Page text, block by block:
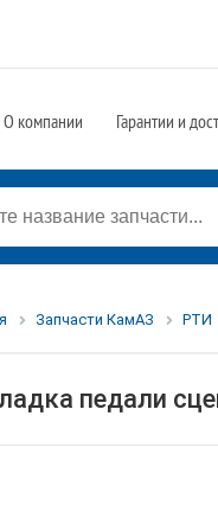
О компании Гарантии и
Запчасти КамАЗ РТИ
педали